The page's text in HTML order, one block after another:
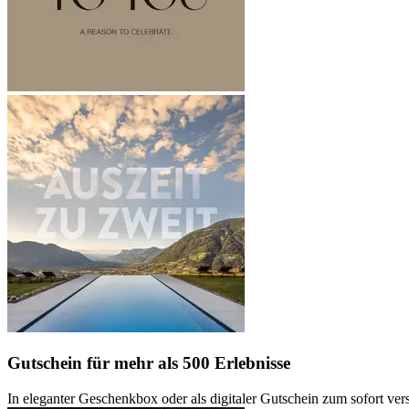
Gutschein für mehr als 500 Erlebnisse
In eleganter Geschenkbox oder als digitaler Gutschein zum sofort